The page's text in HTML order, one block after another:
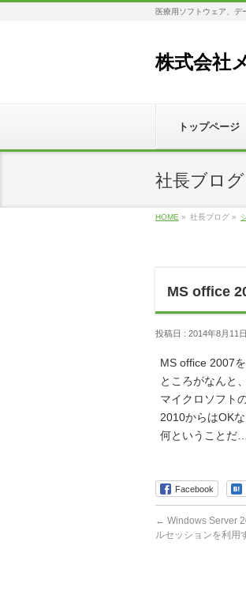
医療用ソフトウェア、デ
株式会社
トップページ
社長ブログ
HOME » 社長ブログ »
MS office
投稿日 : 2014年8月11日
MS office 2007
ところがなんと
マイクロソフト
2010からはOKな
何ということだ
Facebook
← Windows Server
ルセッションを利用